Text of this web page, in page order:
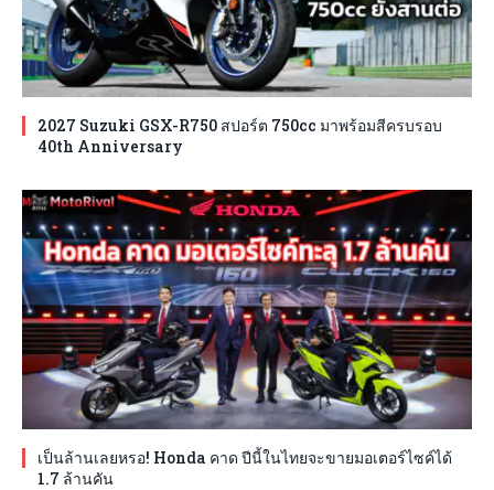
2027 Suzuki GSX-R750 สปอร์ต 750cc มาพร้อมสีครบรอบ
40th Anniversary
เป็นล้านเลยหรอ! Honda คาด ปีนี้ในไทยจะขายมอเตอร์ไซค์ได้
1.7 ล้านคัน